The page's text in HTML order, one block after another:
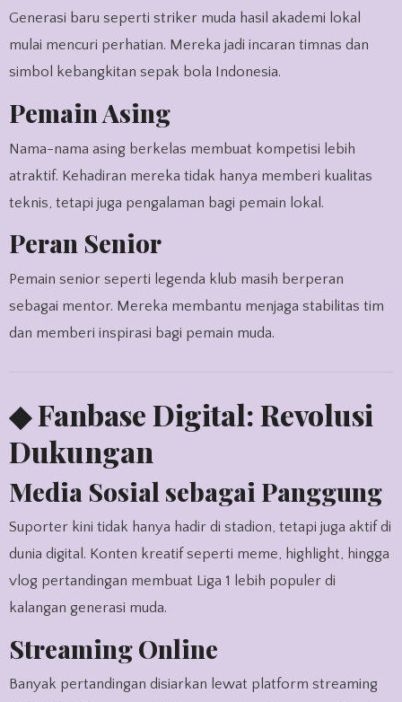
Generasi baru seperti striker muda hasil akademi lokal
mulai mencuri perhatian. Mereka jadi incaran timnas dan
simbol kebangkitan sepak bola Indonesia.
Pemain Asing
Nama-nama asing berkelas membuat kompetisi lebih
atraktif. Kehadiran mereka tidak hanya memberi kualitas
teknis, tetapi juga pengalaman bagi pemain lokal.
Peran Senior
Pemain senior seperti legenda klub masih berperan
sebagai mentor. Mereka membantu menjaga stabilitas tim
dan memberi inspirasi bagi pemain muda.
◆ Fanbase Digital: Revolusi
Dukungan
Media Sosial sebagai Panggung
Suporter kini tidak hanya hadir di stadion, tetapi juga aktif di
dunia digital. Konten kreatif seperti meme, highlight, hingga
vlog pertandingan membuat Liga 1 lebih populer di
kalangan generasi muda.
Streaming Online
Banyak pertandingan disiarkan lewat platform streaming